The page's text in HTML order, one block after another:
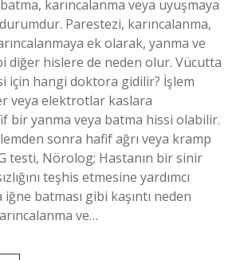
karıncalanma veya uyuşmaya
Parestezi, karıncalanma,
ek olarak, yanma ve
diğer hislere de neden olur. Vücutta
için hangi doktora gidilir? İşlem
veya elektrotlar kaslara
bir yanma veya batma hissi olabilir.
sonra hafif ağrı veya kramp
testi, Nörolog; Hastanın bir sinir
teşhis etmesine yardımcı
batması gibi kaşıntı neden
ve…